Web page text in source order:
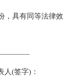
具有同等法律效
(签字)：